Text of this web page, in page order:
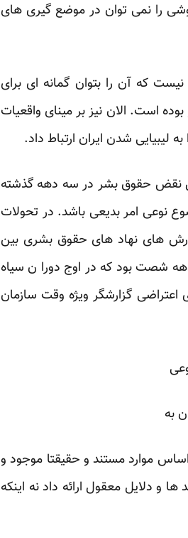
را نمی توان در موضع گیری های
که آن را بتوان گمانه ای برای
است. الان نیز بر مینای واقعیات
شدن ایران ارتباط داد.
نقض حقوق بشر در سه دهه گذشته
نوعی امر بدیعی باشد. در تحولات
های نهاد های حقوق بشری بین
شصت بود که در اوج دورا ن سیاه
گزارشگر ویژه وقت سازمان
به
موارد مستند و حقیقتا موجود و
و دلایل معقول ارائه داد نه اینکه